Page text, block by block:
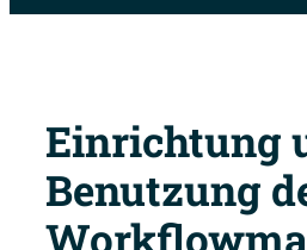
c
Einrichtung
Benutzung